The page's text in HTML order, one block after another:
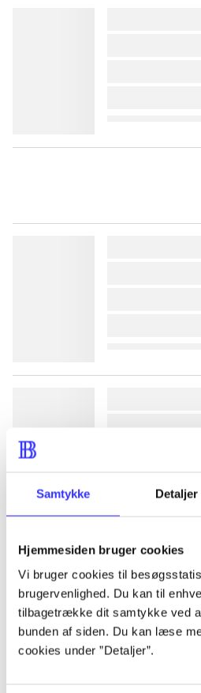
Samtykke Detaljer
Hjemmesiden bruger cookies
Vi bruger cookies til
brugervenlighed. Du kan til
tilbagetrække dit samtykke ved
bunden af siden. Du kan læse
cookies under ”Detaljer”.
lorem
lorem
lorem
lorem
lorem
lorem
lorem
lorem
lorem